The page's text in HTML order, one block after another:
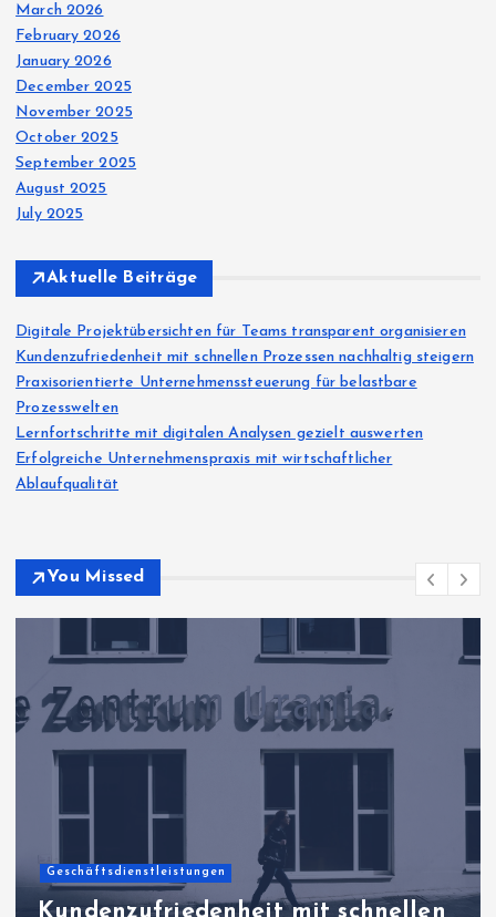
March 2026
February 2026
January 2026
December 2025
November 2025
October 2025
September 2025
August 2025
July 2025
Aktuelle Beiträge
Digitale Projektübersichten für Teams transparent organisieren
Kundenzufriedenheit mit schnellen Prozessen nachhaltig steigern
Praxisorientierte Unternehmenssteuerung für belastbare
Prozesswelten
Lernfortschritte mit digitalen Analysen gezielt auswerten
Erfolgreiche Unternehmenspraxis mit wirtschaftlicher
Ablaufqualität
You Missed
Geschäftsdienstleistungen
Kundenzufriedenheit mit schnellen